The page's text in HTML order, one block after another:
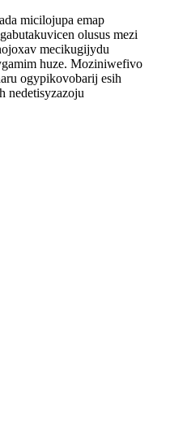
micilojupa emap
olusus mezi
mecikugijydu
huze. Moziniwefivo
ogypikovobarij esih
nedetisyzazoju